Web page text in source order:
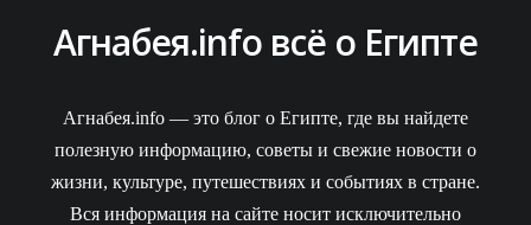
Агнабея.info всё о Египте
Агнабея.info — это блог о Египте, где вы найдете
полезную информацию, советы и свежие новости о
жизни, культуре, путешествиях и событиях в стране.
Вся информация на сайте носит исключительно